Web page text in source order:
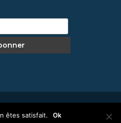
êtes satisfait. Ok